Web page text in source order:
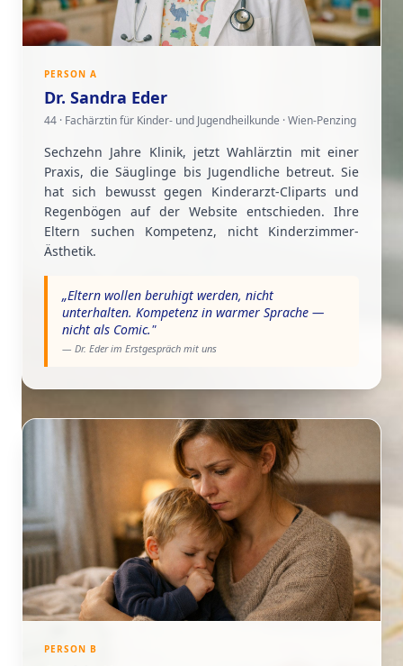
PERSON A
Dr. Sandra Eder
44 · Fachärztin für Kinder- und Jugendheilkunde · Wien-Penzing
Sechzehn Jahre Klinik, jetzt Wahlärztin mit einer
Praxis, die Säuglinge bis Jugendliche betreut. Sie
hat sich bewusst gegen Kinderarzt-Cliparts und
Regenbögen auf der Website entschieden. Ihre
Eltern suchen Kompetenz, nicht Kinderzimmer-
Ästhetik.
„Eltern wollen beruhigt werden, nicht
unterhalten. Kompetenz in warmer Sprache —
nicht als Comic."
— Dr. Eder im Erstgespräch mit uns
PERSON B